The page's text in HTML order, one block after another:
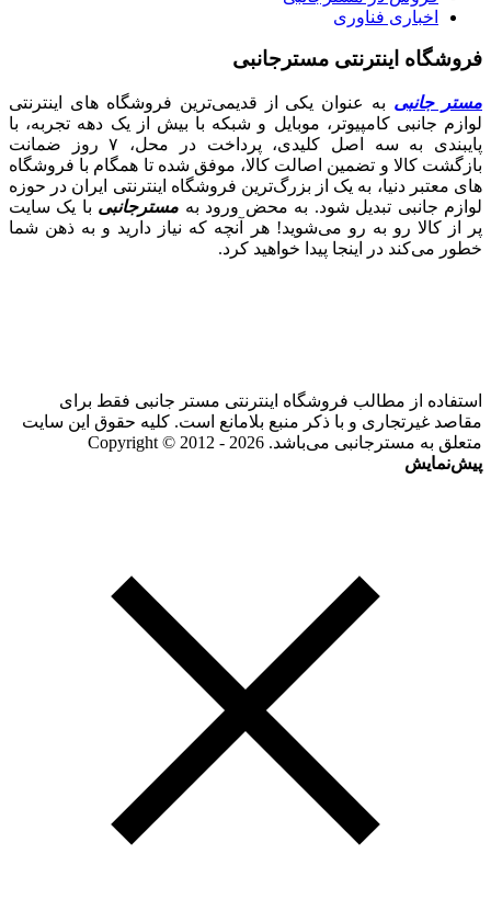
اخباری فناوری
فروشگاه اینترنتی مسترجانبی
مستر جانبی به عنوان یکی از قدیمی‌ترین فروشگاه های اینترنتی
لوازم جانبی کامپیوتر، موبایل و شبکه با بیش از یک دهه تجربه، با
پایبندی به سه اصل کلیدی، پرداخت در محل، ۷ روز ضمانت
بازگشت کالا و تضمین اصالت کالا، موفق شده تا همگام با فروشگاه‌
های معتبر دنیا، به یک از بزرگ‌ترین فروشگاه اینترنتی ایران در حوزه
لوازم جانبی تبدیل شود. به محض ورود به مسترجانبی با یک سایت
پر از کالا رو به رو می‌شوید! هر آنچه که نیاز دارید و به ذهن شما
خطور می‌کند در اینجا پیدا خواهید کرد.
استفاده از مطالب فروشگاه اینترنتی مستر جانبی فقط برای
مقاصد غیرتجاری و با ذکر منبع بلامانع است. کلیه حقوق این سایت
متعلق به مسترجانبی می‌باشد. Copyright © 2012 - 2026
پیش‌نمایش